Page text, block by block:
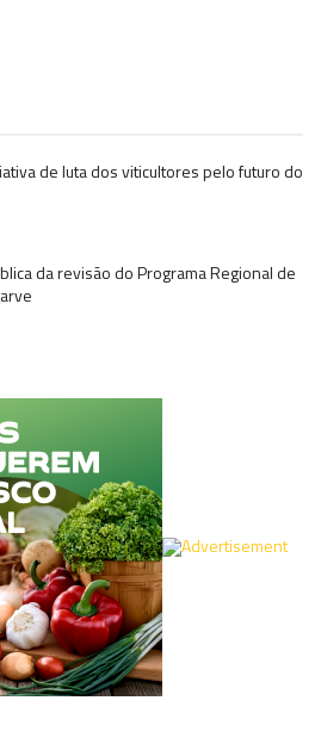
de luta dos viticultores pelo futuro do
da revisão do Programa Regional de